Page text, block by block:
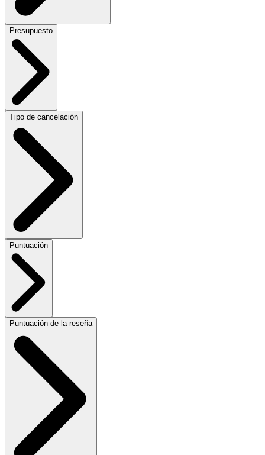
Presupuesto
Tipo de cancelación
Puntuación
Puntuación de la reseña